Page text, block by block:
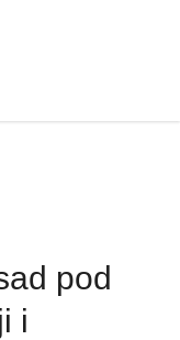
pod
i